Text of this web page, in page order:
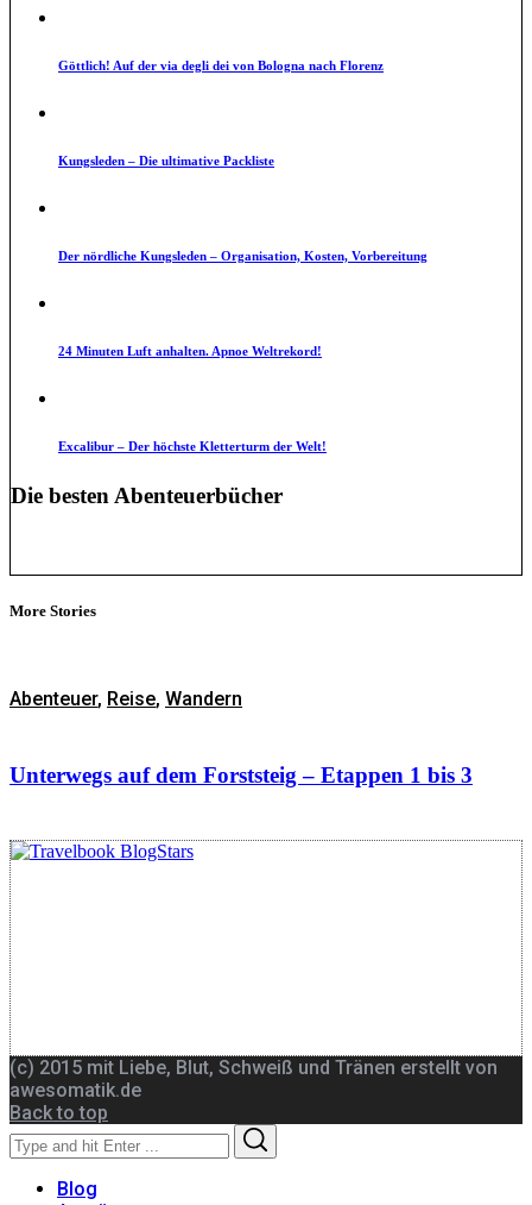
Göttlich! Auf der via degli dei von Bologna nach Florenz
Kungsleden – Die ultimative Packliste
Der nördliche Kungsleden – Organisation, Kosten, Vorbereitung
24 Minuten Luft anhalten. Apnoe Weltrekord!
Excalibur – Der höchste Kletterturm der Welt!
Die besten Abenteuerbücher
More Stories
Abenteuer, Reise, Wandern
Unterwegs auf dem Forststeig – Etappen 1 bis 3
(c) 2015 mit Liebe, Blut, Schweiß und Tränen erstellt von
awesomatik.de
Back to top
Search
for:
Blog